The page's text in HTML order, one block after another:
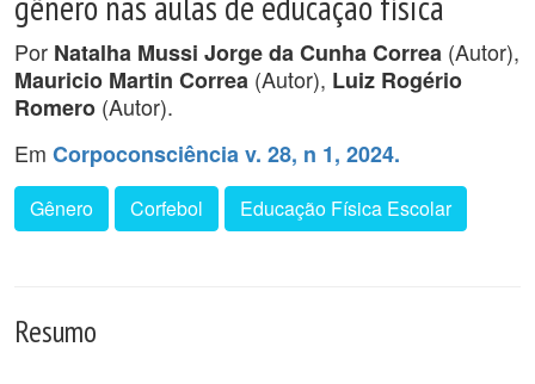
Por Natalha Mussi Jorge da Cunha Correa (Autor),
Mauricio Martin Correa (Autor), Luiz Rogério
Romero (Autor).
Em Corpoconsciência v. 28, n 1, 2024.
Gênero Corfebol Educação Física Escolar
Resumo